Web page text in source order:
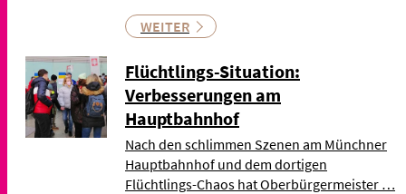
WEITER
Flüchtlings-Situation:
Verbesserungen am
Hauptbahnhof
Nach den schlimmen Szenen am Münchner
Hauptbahnhof und dem dortigen
Flüchtlings-Chaos hat Oberbürgermeister …